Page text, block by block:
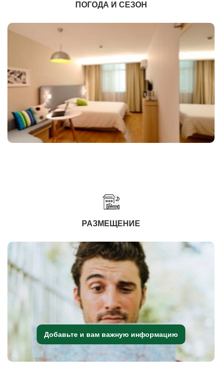
ПОГОДА И СЕЗОН
РАЗМЕЩЕНИЕ
Добавьте и вам важную информацию